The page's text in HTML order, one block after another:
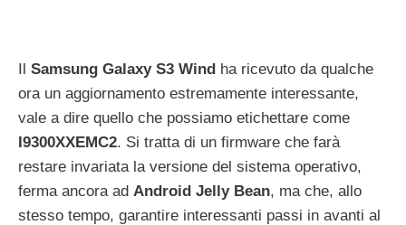
Il Samsung Galaxy S3 Wind ha ricevuto da qualche
ora un aggiornamento estremamente interessante,
vale a dire quello che possiamo etichettare come
I9300XXEMC2. Si tratta di un firmware che farà
restare invariata la versione del sistema operativo,
ferma ancora ad Android Jelly Bean, ma che, allo
stesso tempo, garantire interessanti passi in avanti al